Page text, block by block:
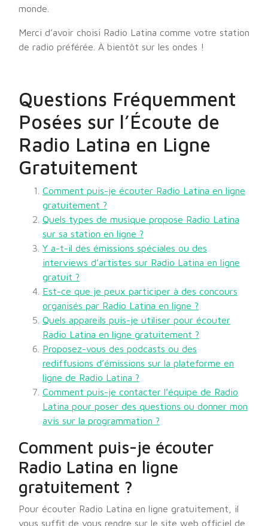
monde.
Merci d’avoir choisi Radio Latina comme votre station
de radio préférée. À bientôt sur les ondes !
Questions Fréquemment
Posées sur l’Écoute de
Radio Latina en Ligne
Gratuitement
Comment puis-je écouter Radio Latina en ligne
gratuitement ?
Quels types de musique propose Radio Latina
sur sa station en ligne ?
Y a-t-il des émissions spéciales ou des
interviews d’artistes sur Radio Latina en ligne
gratuit ?
Est-ce que je peux participer à des concours
organisés par Radio Latina en ligne ?
Quels appareils puis-je utiliser pour écouter
Radio Latina en ligne gratuitement ?
Proposez-vous des podcasts ou des
rediffusions d’émissions sur la plateforme en
ligne de Radio Latina ?
Comment puis-je contacter l’équipe de Radio
Latina pour poser des questions ou donner mon
avis sur la programmation ?
Comment puis-je écouter
Radio Latina en ligne
gratuitement ?
Pour écouter Radio Latina en ligne gratuitement, il
vous suffit de vous rendre sur le site web officiel de